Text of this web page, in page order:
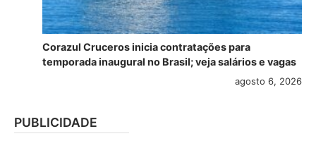
Corazul Cruceros inicia contratações para
temporada inaugural no Brasil; veja salários e vagas
agosto 6, 2026
PUBLICIDADE